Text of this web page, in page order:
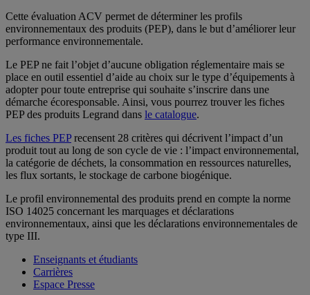
Cette évaluation ACV permet de déterminer les profils
environnementaux des produits (PEP), dans le but d’améliorer leur
performance environnementale.
Le PEP ne fait l’objet d’aucune obligation réglementaire mais se
place en outil essentiel d’aide au choix sur le type d’équipements à
adopter pour toute entreprise qui souhaite s’inscrire dans une
démarche écoresponsable. Ainsi, vous pourrez trouver les fiches
PEP des produits Legrand dans le catalogue.
Les fiches PEPrecensent 28 critères qui décrivent l’impact d’un
produit tout au long de son cycle de vie : l’impact environnemental,
la catégorie de déchets, la consommation en ressources naturelles,
les flux sortants, le stockage de carbone biogénique.
Le profil environnemental des produits prend en compte la norme
ISO 14025 concernant les marquages et déclarations
environnementaux, ainsi que les déclarations environnementales de
type III.
Enseignants et étudiants
Carrières
Espace Presse